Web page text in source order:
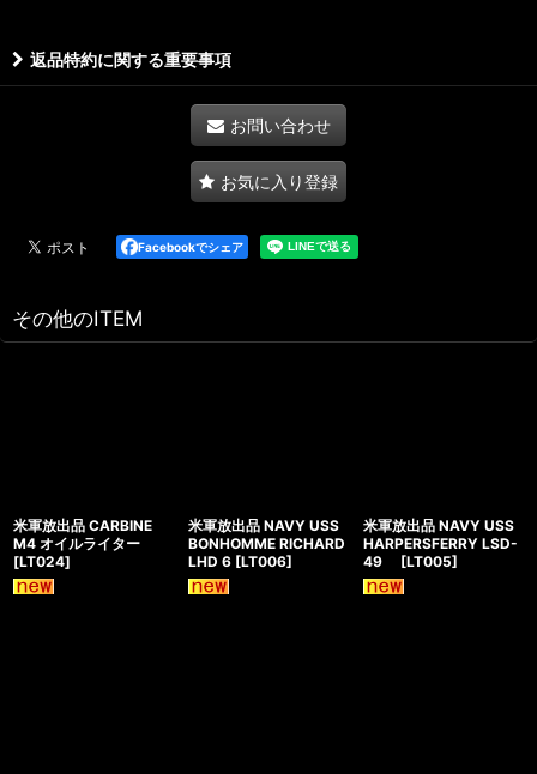
返品特約に関する重要事項
お問い合わせ
お気に入り登録
Facebookでシェア
その他のITEM
米軍放出品 CARBINE
M4 オイルライター
[LT024]
米軍放出品 NAVY USS
BONHOMME RICHARD
LHD 6 [LT006]
米軍放出品 NAVY USS
HARPERSFERRY LSD-
49
[LT005]